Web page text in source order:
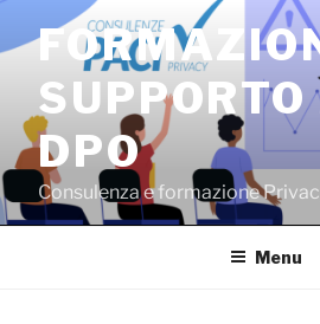
contenuto
DPO
Consulenza e formazione
Menu